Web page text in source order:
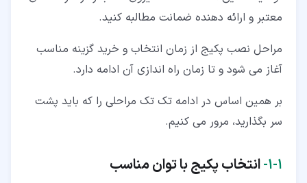
معتبر و ارائه دهنده ضمانت‌ مطالبه کنید.
مراحل نصب پکیج از زمان انتخاب و خرید گزینه مناسب
آغاز می شود و تا زمان راه اندازی آن ادامه دارد.
بر همین اساس در ادامه تک تک مراحلی را که باید پشت
سر بگذارید، مرور می کنیم.
۱‏-‏۱‏- انتخاب پکیج با توان مناسب